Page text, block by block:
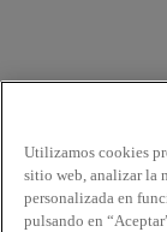
Utilizamos cookies
sitio web, analizar la
personalizada en
pulsando en